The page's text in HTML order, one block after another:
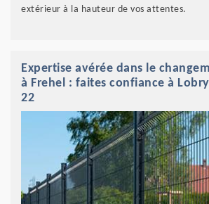
extérieur à la hauteur de vos attentes.
Expertise avérée dans le
à Frehel : faites confiance à
22